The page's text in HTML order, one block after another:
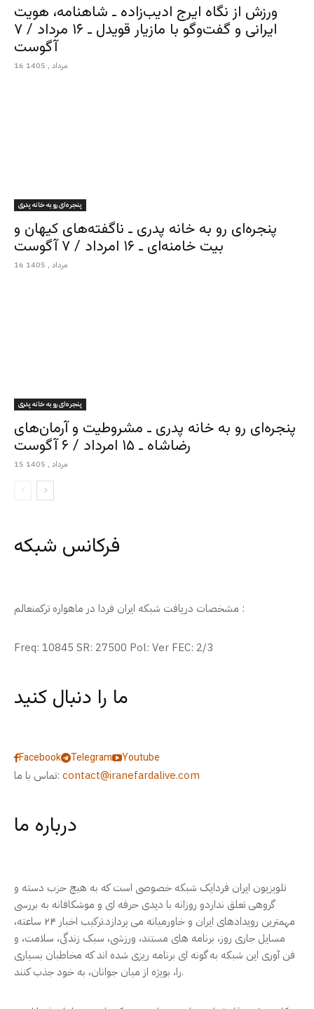
ورزش از نگاه ایرج ادیب‌زاده ـ شاهنامه، هویت
ایرانی و گفت‌وگو با مازیار قویدل ـ ۱۶ مرداد / ۷
آگوست
16 مرداد , 1405
پنجره‌ای رو به خانه پدری
پنجره‌ای رو به خانه پدری ـ ناگفته‌های کیهان و
بیت خامنه‌ای ـ ۱۶ امرداد / ۷ آگوست
16 مرداد , 1405
پنجره‌ای رو به خانه پدری
پنجره‌ای رو به خانه پدری ـ مشروطیت و آرمان‌های
رضاشاه ـ ۱۵ امرداد / ۶ آگوست
15 مرداد , 1405
فرکانس شبکه
مشخصات دریافت شبکه ایران فردا در ماهواره ترکمنعالم :
Freq: 10845 SR: 27500 Pol: Ver FEC: 2/3
ما را دنبال کنید
Facebook Telegram
Youtube
تماس با ما: contact@iranefardalive.com
درباره ما
تلویزیون ایران فردایک شبکه خصوصی است که به هیچ حزب دسته و
گروهی تعلق نداردو روزانه با دیدی حرفه ای و موشکافانه به بررسی
مهمترین رویدادهای ایران و خاورمیانه می پردازد.ترکیب اخبار ۲۴ ساعته،
مسایل جاری روز، برنامه های مستند، ورزشی، سبک زندگی، سلامت، و
فن آوری این شبکه به گونه ای برنامه ریزی شده اند که مخاطبان بسیاری
را، بویژه از میان جوانان، به خود جذب کنند.